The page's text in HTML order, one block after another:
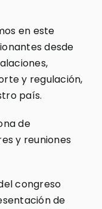
en este
desde
y regulación,
país.
de
y reuniones
congreso
de